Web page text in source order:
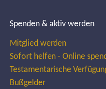
Spenden & aktiv werden
Mitglied werden
Sofort helfen - Online
Testamentarische
Bußgelder